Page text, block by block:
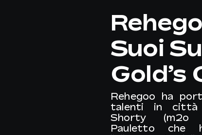
Suoi
Gold’s
Rehegoo ha
talenti in
Shorty (m2o
Pauletto che